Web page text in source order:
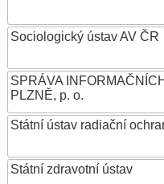
Sociologický ústav AV ČR
SPRÁVA
PLZNĚ, p. o.
Státní ústav radiační
Státní zdravotní ústav